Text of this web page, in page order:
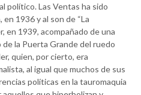
político. Las Ventas ha sido
1936 y al son de “La
en 1939, acompañado de una
la Puerta Grande del ruedo
quien, por cierto, era
al igual que muchos de sus
políticas en la tauromaquia